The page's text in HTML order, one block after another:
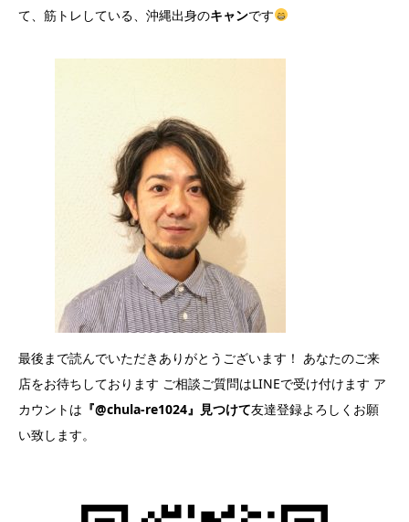
て、筋トレしている、沖縄出身のキャンです
最後まで読んでいただきありがとうございます！ あなたのご来
店をお待ちしております ご相談ご質問はLINEで受け付けます ア
カウントは 『@chula-re1024』見つけて友達登録よろしくお願
い致します。